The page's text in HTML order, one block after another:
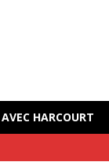
HARCOURT